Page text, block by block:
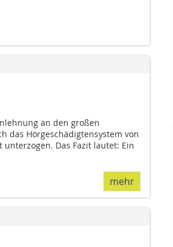
an den großen
das Hörgeschädigtensystem von
Das Fazit lautet: Ein
mehr